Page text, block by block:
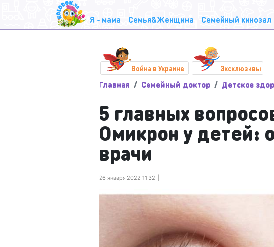
Я - мама Семья&Женщина Семейный кинозал
Война в Украине Эксклюзивы
Главная Семейный доктор Детское
5 главных
Омикрон у детей:
врачи
26 января 2022 11:32